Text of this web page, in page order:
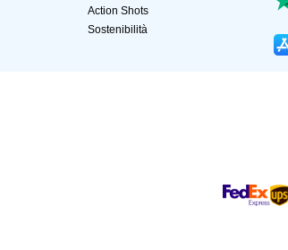
Action Shots
Sostenibilità